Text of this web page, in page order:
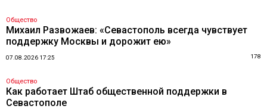
Общество
Михаил Развожаев: «Севастополь всегда чувствует
поддержку Москвы и дорожит ею»
07.08.2026 17:25 178
Общество
Как работает Штаб общественной поддержки в
Севастополе